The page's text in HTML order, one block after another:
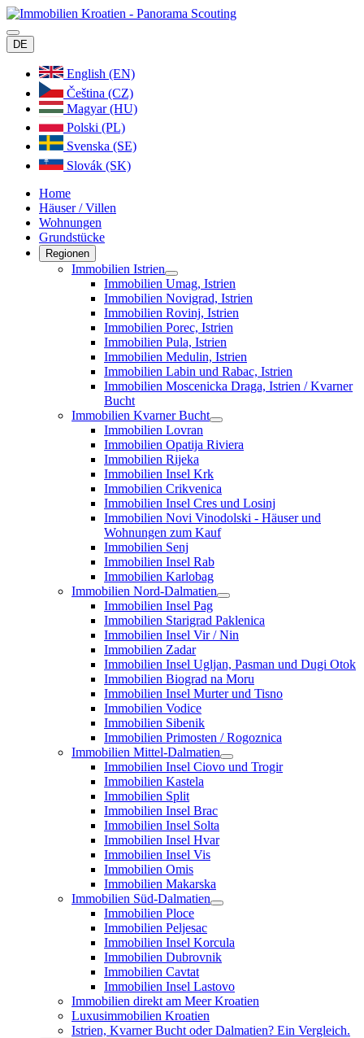
DE
English (EN)
Čeština (CZ)
Magyar (HU)
Polski (PL)
Svenska (SE)
Slovák (SK)
Home
Häuser / Villen
Wohnungen
Grundstücke
Regionen
Immobilien Istrien
Immobilien Umag, Istrien
Immobilien Novigrad, Istrien
Immobilien Rovinj, Istrien
Immobilien Porec, Istrien
Immobilien Pula, Istrien
Immobilien Medulin, Istrien
Immobilien Labin und Rabac, Istrien
Immobilien Moscenicka Draga, Istrien / Kvarner
Bucht
Immobilien Kvarner Bucht
Immobilien Lovran
Immobilien Opatija Riviera
Immobilien Rijeka
Immobilien Insel Krk
Immobilien Crikvenica
Immobilien Insel Cres und Losinj
Immobilien Novi Vinodolski - Häuser und
Wohnungen zum Kauf
Immobilien Senj
Immobilien Insel Rab
Immobilien Karlobag
Immobilien Nord-Dalmatien
Immobilien Insel Pag
Immobilien Starigrad Paklenica
Immobilien Insel Vir / Nin
Immobilien Zadar
Immobilien Insel Ugljan, Pasman und Dugi Otok
Immobilien Biograd na Moru
Immobilien Insel Murter und Tisno
Immobilien Vodice
Immobilien Sibenik
Immobilien Primosten / Rogoznica
Immobilien Mittel-Dalmatien
Immobilien Insel Ciovo und Trogir
Immobilien Kastela
Immobilien Split
Immobilien Insel Brac
Immobilien Insel Solta
Immobilien Insel Hvar
Immobilien Insel Vis
Immobilien Omis
Immobilien Makarska
Immobilien Süd-Dalmatien
Immobilien Ploce
Immobilien Peljesac
Immobilien Insel Korcula
Immobilien Dubrovnik
Immobilien Cavtat
Immobilien Insel Lastovo
Immobilien direkt am Meer Kroatien
Luxusimmobilien Kroatien
Istrien, Kvarner Bucht oder Dalmatien? Ein Vergleich.